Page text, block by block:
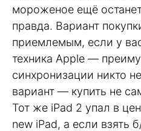
мороженое ещё
правда. Вариант
приемлемым, если у
техника Apple —
синхронизации никто
вариант — купить не
Тот же iPad 2 упал в
new iPad, а если взять